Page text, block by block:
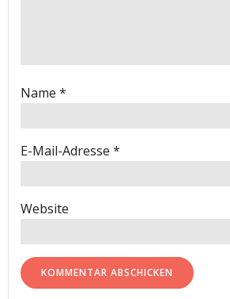
Name *
E-Mail-Adresse *
Website